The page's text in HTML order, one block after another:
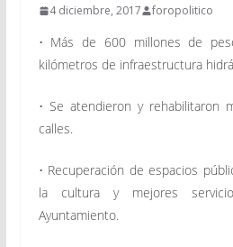
4 diciembre, 2017 foropolitico
• Más de 600 millones de
kilómetros de infraestructura
• Se atendieron y rehabilitaron
calles.
• Recuperación de espacios
la cultura y mejores
Ayuntamiento.